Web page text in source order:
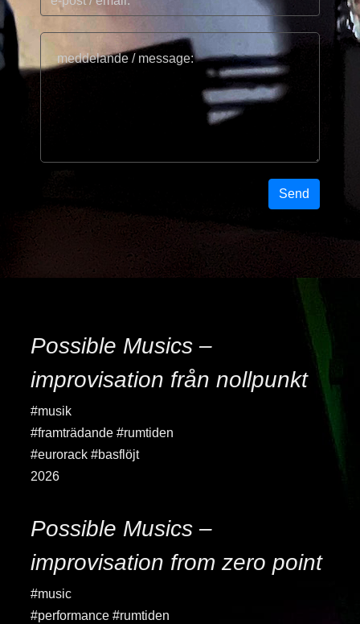
Send
Possible Musics –
improvisation från nollpunkt
#musik
#framträdande #rumtiden
#eurorack #basflöjt
2026
Possible Musics –
improvisation from zero point
#music
#performance #rumtiden